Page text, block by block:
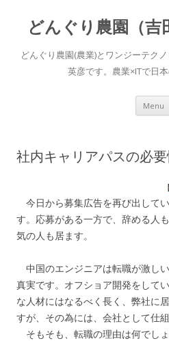
どんぐり農園（
どんぐり農園(農業)とワンジーテク
英彦です。農業×ITで日
Menu
社内キャリアパスの必
今日から募集広告を再び出して
す。応募がある一方で、辞める人
気の人も居ます。
中国のエンジニアは転職が激し
真実です。オフショア開発をして
な人材にはなるべく長く、弊社に
すが、その為には、会社として仕
そもそも、転職の理由は何でし